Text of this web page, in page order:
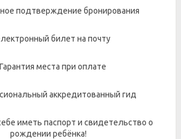
подтверждение бронирования
билет на почту
места при оплате
аккредитованный гид
иметь паспорт и свидетельство о
рождении ребёнка!